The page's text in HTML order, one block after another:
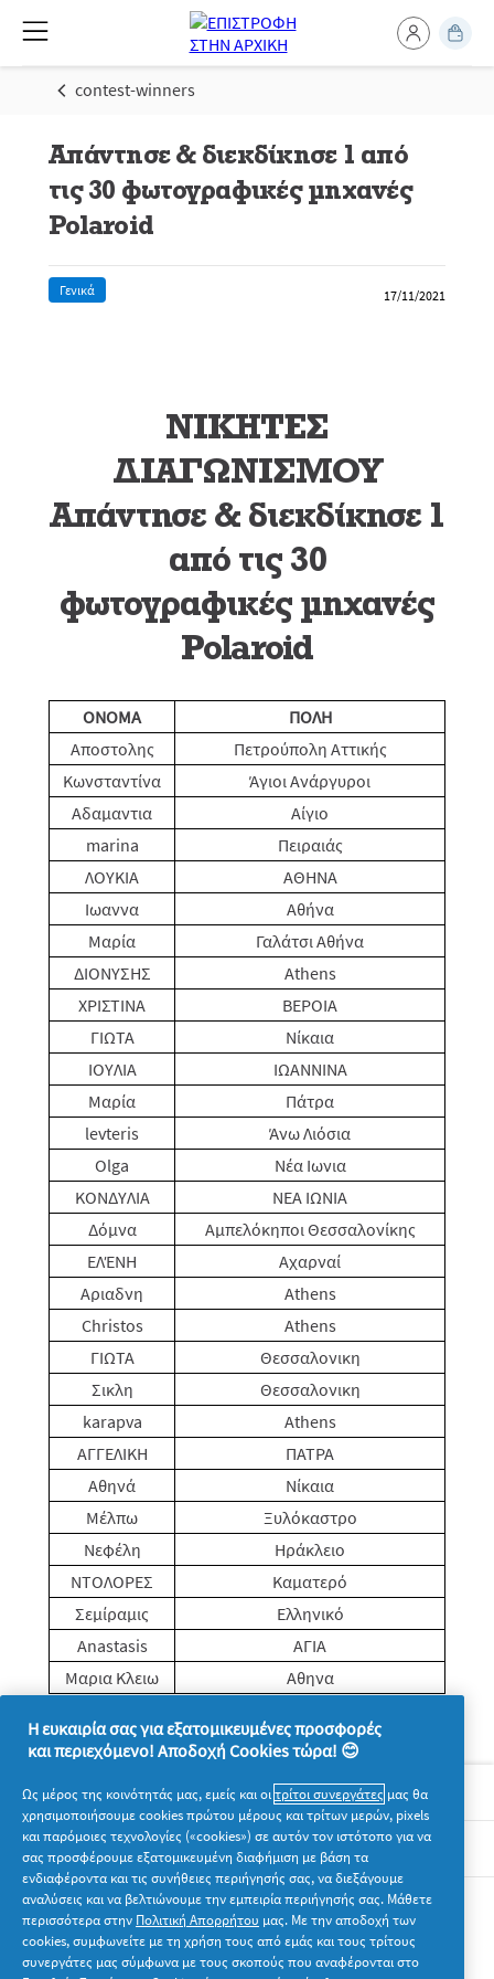
contest-winners
Απάντησε & διεκδίκησε 1 από
τις 30 φωτογραφικές μηχανές
Polaroid
Γενικά 17/11/2021
ΝΙΚΗΤΕΣ
ΔΙΑΓΩΝΙΣΜΟΥ
Απάντησε & διεκδίκησε 1
από τις 30
φωτογραφικές μηχανές
Polaroid
ONOMA
ΠΟΛΗ
Αποστολης
Πετρούπολη Αττικής
Κωνσταντίνα
Άγιοι Ανάργυροι
Αδαμαντια
Αίγιο
marina
Πειραιάς
ΛΟΥΚΙΑ
ΑΘΗΝΑ
Ιωαννα
Αθήνα
Μαρία
Γαλάτσι Αθήνα
ΔΙΟΝΥΣΗΣ
Athens
ΧΡΙΣΤΙΝΑ
ΒΕΡΟΙΑ
ΓΙΩΤΑ
Νίκαια
ΙΟΥΛΙΑ
ΙΩΑΝΝΙΝΑ
Μαρία
Πάτρα
levteris
Άνω Λιόσια
Olga
Νέα Ιωνια
ΚΟΝΔΥΛΙΑ
ΝΕΑ ΙΩΝΙΑ
Δόμνα
Αμπελόκηποι Θεσσαλονίκης
ΕΛΈΝΗ
Αχαρναί
Αριαδνη
Athens
Christos
Athens
ΓΙΩΤΑ
Θεσσαλονικη
Σικλη
Θεσσαλονικη
karapva
Athens
ΑΓΓΕΛΙΚΗ
ΠΑΤΡΑ
Αθηνά
Νίκαια
Μέλπω
Ξυλόκαστρο
Νεφέλη
Ηράκλειο
ΝΤΟΛΟΡΕΣ
Καματερό
Σεμίραμις
Ελληνικό
Anastasis
ΑΓΙΑ
Μαρια Κλειω
Αθηνα
Σχετικά με την P&G
Νομικά
Ακολουθήστε μας
Η ευκαιρία σας για εξατομικευμένες προσφορές
και περιεχόμενο! Αποδοχή Cookies τώρα! 😊
Ως μέρος της κοινότητάς μας, εμείς και οιτρίτοι συνεργάτες μας θα
χρησιμοποιήσουμε cookies πρώτου μέρους και τρίτων μερών, pixels
και παρόμοιες τεχνολογίες («cookies») σε αυτόν τον ιστότοπο για να
σας προσφέρουμε εξατομικευμένη διαφήμιση με βάση τα
ενδιαφέροντα και τις συνήθειες περιήγησής σας, να διεξάγουμε
αναλύσεις και να βελτιώνουμε την εμπειρία περιήγησής σας. Μάθετε
περισσότερα στην Πολιτική Απορρήτου μας. Με την αποδοχή των
cookies, συμφωνείτε με τη χρήση τους από εμάς και τους τρίτους
συνεργάτες μας σύμφωνα με τους σκοπούς που αναφέρονται στο